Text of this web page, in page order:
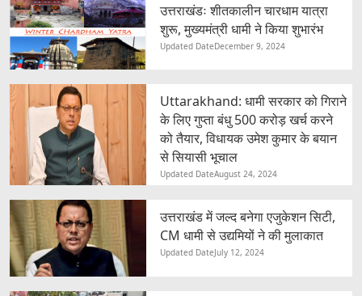
उत्तराखंडः शीतकालीन चारधाम यात्रा
शुरू, मुख्यमंत्री धामी ने किया शुभारंभ
Updated DateDecember 9, 2024
Uttarakhand: धामी सरकार को गिराने
के लिए गुप्ता बंधु 500 करोड़ खर्च करने
को तैयार, विधायक उमेश कुमार के बयान
से सियासी भूचाल
Updated DateAugust 24, 2024
उत्तराखंड में जल्द बनेगा एजुकेशन सिटी,
CM धामी से उद्यमियों ने की मुलाकात
Updated DateJuly 12, 2024